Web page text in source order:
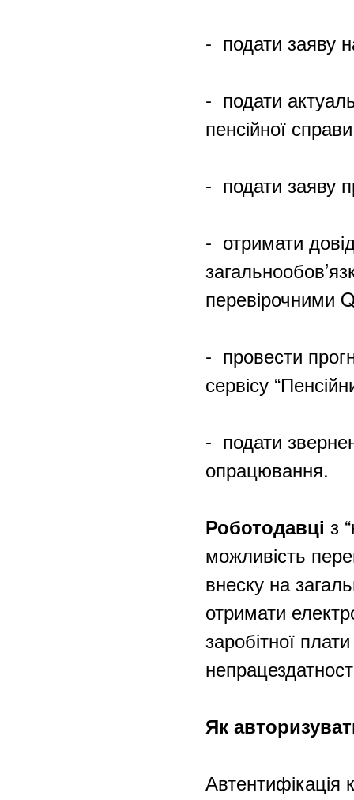
- подати заяву
- подати
пенсійної
- подати заяву
- отримати
перевірочними
- провести
сервісу
- подати
опрацювання.
Роботодавці з
можливість
внеску на
отримати
заробітної
Як
Автентифікація